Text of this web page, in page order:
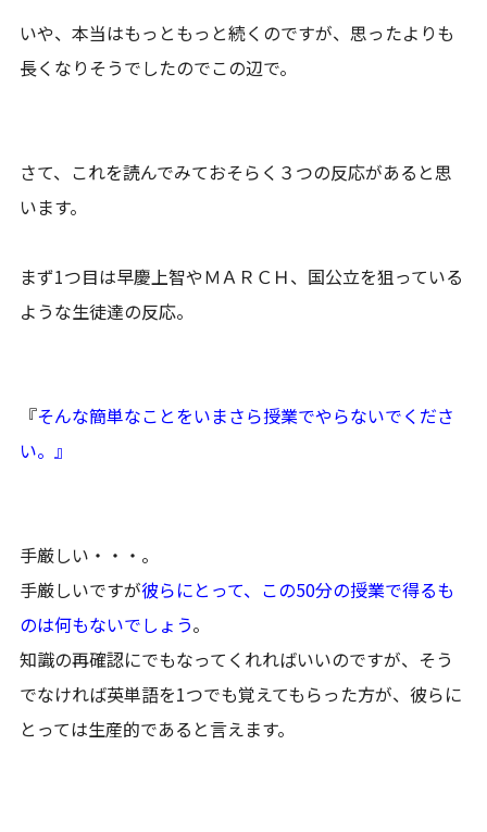
いや、本当はもっともっと続くのですが、思ったよりも
長くなりそうでしたのでこの辺で。
さて、これを読んでみておそらく３つの反応があると思
います。
まず1つ目は早慶上智やＭＡＲＣＨ、国公立を狙っている
ような生徒達の反応。
『そんな簡単なことをいまさら授業でやらないでくださ
い。』
手厳しい・・・。
手厳しいですが彼らにとって、この50分の授業で得るも
のは何もないでしょう。
知識の再確認にでもなってくれればいいのですが、そう
でなければ英単語を1つでも覚えてもらった方が、彼らに
とっては生産的であると言えます。